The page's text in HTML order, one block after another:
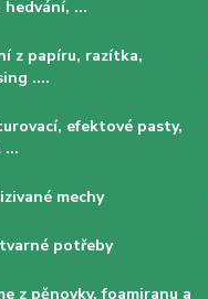
...
z papíru, razítka,
....
efektové pasty,
...
mechy
potřeby
z pěnovky, foamiranu a